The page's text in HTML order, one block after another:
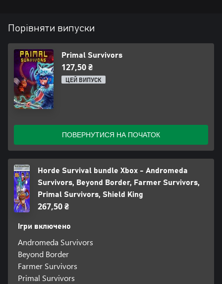
Порівняти випуски
Primal Survivors
127,50 ₴
ЦЕЙ ВИПУСК
ПОВЕРНУТИСЯ НА ПОЧАТОК
Horde Survival bundle Xbox - Andromeda
Survivors, Beyond Border, Farmer Survivors,
Primal Survivors, Shield King
267,50 ₴
Ігри включено
Andromeda Survivors
Beyond Border
Farmer Survivors
Primal Survivors